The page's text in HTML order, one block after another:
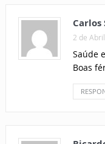
Carlos
2 de
Saúde
Boas